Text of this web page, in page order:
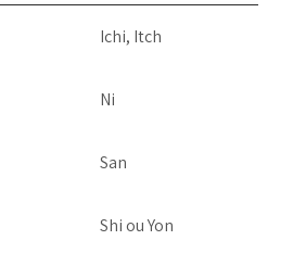
Ichi, Itch
Ni
San
Shi ou Yon